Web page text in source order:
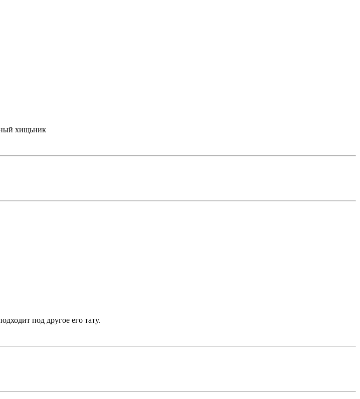
хищьник
под другое его тату.